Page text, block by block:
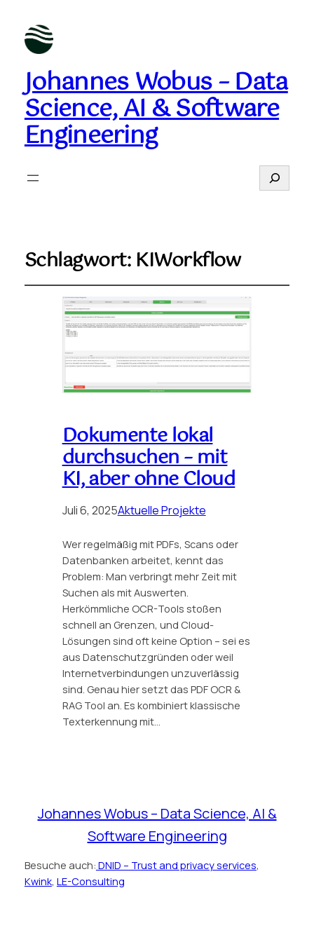
Johannes Wobus – Data
Science, AI & Software
Engineering
Suchen
Schlagwort: KIWorkflow
Dokumente lokal
durchsuchen – mit
KI, aber ohne Cloud
Juli 6, 2025Aktuelle Projekte
Wer regelmäßig mit PDFs, Scans oder
Datenbanken arbeitet, kennt das
Problem: Man verbringt mehr Zeit mit
Suchen als mit Auswerten.
Herkömmliche OCR-Tools stoßen
schnell an Grenzen, und Cloud-
Lösungen sind oft keine Option – sei es
aus Datenschutzgründen oder weil
Internetverbindungen unzuverlässig
sind. Genau hier setzt das PDF OCR &
RAG Tool an. Es kombiniert klassische
Texterkennung mit…
Johannes Wobus – Data Science, AI &
Software Engineering
Besuche auch: DNID – Trust and privacy services,
Kwink, LE-Consulting